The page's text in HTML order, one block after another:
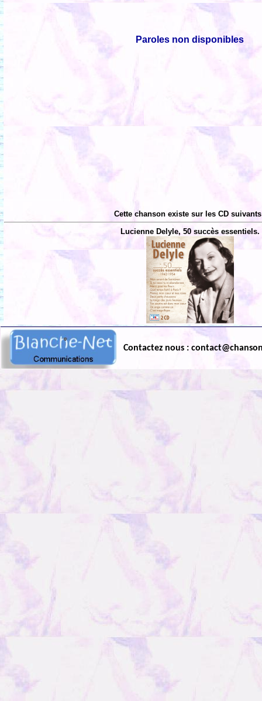
Paroles non disponibles
Cette chanson existe sur les CD
Lucienne Delyle, 50 succès essentiels.
Contactez nous :